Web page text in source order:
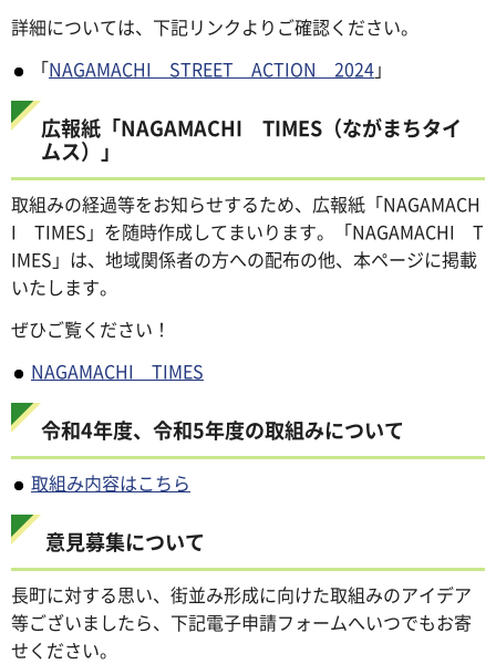
詳細については、下記リンクよりご確認ください。
「NAGAMACHI STREET ACTION 2024」
広報紙「NAGAMACHI TIMES（ながまちタイ
ムス）」
取組みの経過等をお知らせするため、広報紙「NAGAMACH
I TIMES」を随時作成してまいります。「NAGAMACHI T
IMES」は、地域関係者の方への配布の他、本ページに掲載
いたします。
ぜひご覧ください！
NAGAMACHI TIMES
令和4年度、令和5年度の取組みについて
取組み内容はこちら
意見募集について
長町に対する思い、街並み形成に向けた取組みのアイデア
等ございましたら、下記電子申請フォームへいつでもお寄
せください。